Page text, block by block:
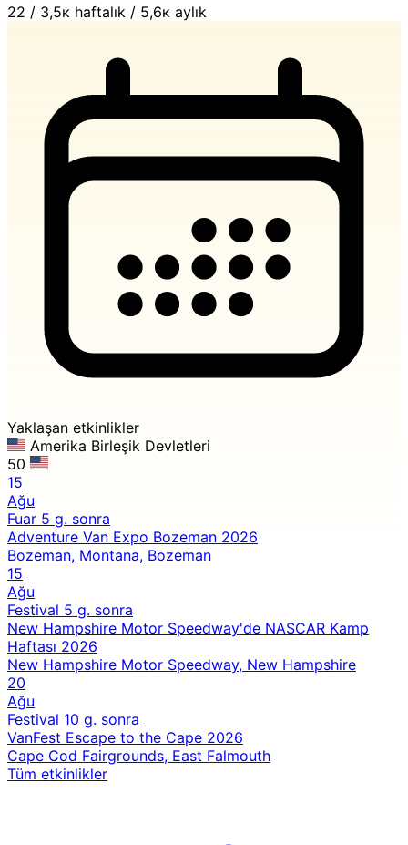
22 / 3,5к haftalık / 5,6к aylık
Yaklaşan etkinlikler
Amerika Birleşik Devletleri
50
15
Ağu
Fuar 5 g. sonra
Adventure Van Expo Bozeman 2026
Bozeman, Montana, Bozeman
15
Ağu
Festival 5 g. sonra
New Hampshire Motor Speedway'de NASCAR Kamp
Haftası 2026
New Hampshire Motor Speedway, New Hampshire
20
Ağu
Festival 10 g. sonra
VanFest Escape to the Cape 2026
Cape Cod Fairgrounds, East Falmouth
Tüm etkinlikler